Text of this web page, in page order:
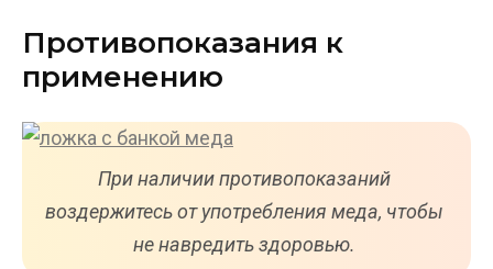
Противопоказания к
применению
При наличии противопоказаний
воздержитесь от употребления меда, чтобы
не навредить здоровью.